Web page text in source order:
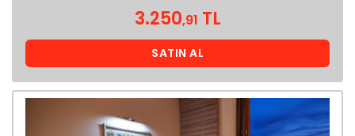
3.250,91 TL
SATIN AL